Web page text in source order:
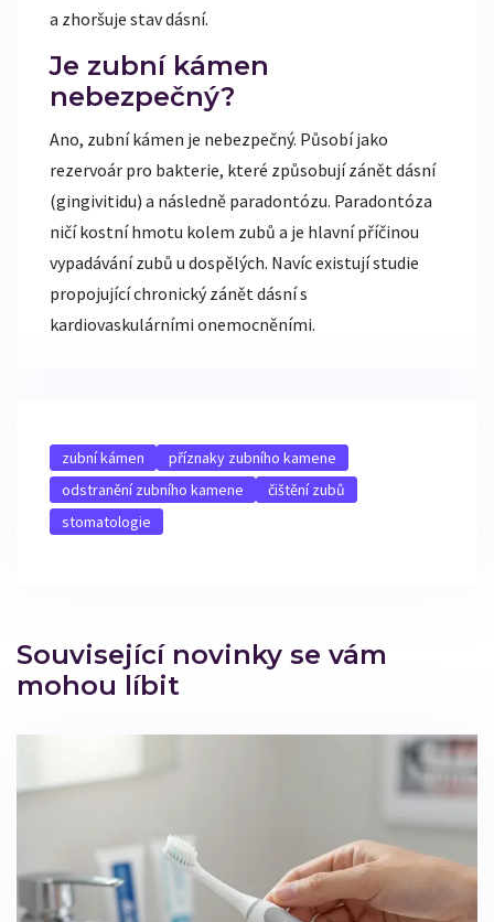
a zhoršuje stav dásní.
Je zubní kámen
nebezpečný?
Ano, zubní kámen je nebezpečný. Působí jako
rezervoár pro bakterie, které způsobují zánět dásní
(gingivitidu) a následně paradontózu. Paradontóza
ničí kostní hmotu kolem zubů a je hlavní příčinou
vypadávání zubů u dospělých. Navíc existují studie
propojující chronický zánět dásní s
kardiovaskulárními onemocněními.
zubní kámen
příznaky zubního kamene
odstranění zubního kamene
čištění zubů
stomatologie
Související novinky se vám
mohou líbit